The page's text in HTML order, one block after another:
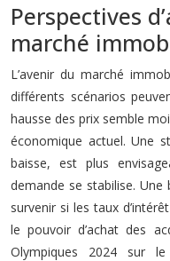
Perspectives
marché
L’avenir du marché
différents scénarios
hausse des prix semble
économique actuel. Une
baisse, est plus
demande se stabilise.
survenir si les taux
le pouvoir d’achat des
Olympiques 2024 sur